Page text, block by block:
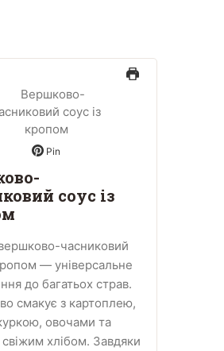
Pin
соус із
часниковий
— універсальне
до багатьох страв.
смакує з картоплею,
овочами та
свіжим хлібом. Завдяки